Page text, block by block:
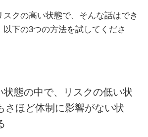
スクの高い状態で、そんな話はでき
以下の3つの方法を試してくださ
状態の中で、リスクの低い状
さほど体制に影響がない状